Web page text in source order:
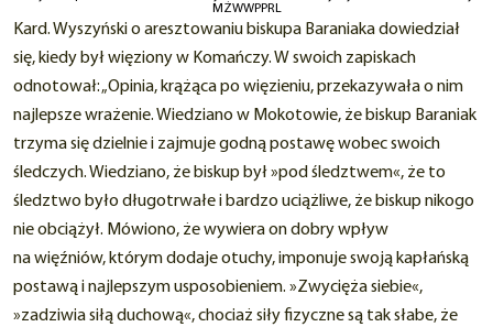
MŻWWPPRL
Kard. Wyszyński o aresztowaniu biskupa Baraniaka dowiedział
się, kiedy był więziony w Komańczy. W swoich zapiskach
odnotował: „Opinia, krążąca po więzieniu, przekazywała o nim
najlepsze wrażenie. Wiedziano w Mokotowie, że biskup Baraniak
trzyma się dzielnie i zajmuje godną postawę wobec swoich
śledczych. Wiedziano, że biskup był »pod śledztwem«, że to
śledztwo było długotrwałe i bardzo uciążliwe, że biskup nikogo
nie obciążył. Mówiono, że wywiera on dobry wpływ
na więźniów, którym dodaje otuchy, imponuje swoją kapłańską
postawą i najlepszym usposobieniem. »Zwycięża siebie«,
»zadziwia siłą duchową«, chociaż siły fizyczne są tak słabe, że